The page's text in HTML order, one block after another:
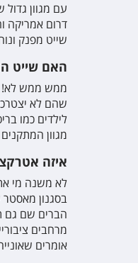
עם מגוון
דרום אמריקה
שייט מפנק
האם שייט
ממש ממש לא!
שהם לא
לילדים כמו
מגוון
איזה
לא משנה מי
בסגנון
הברים שם גם
מרחבים
אומרים